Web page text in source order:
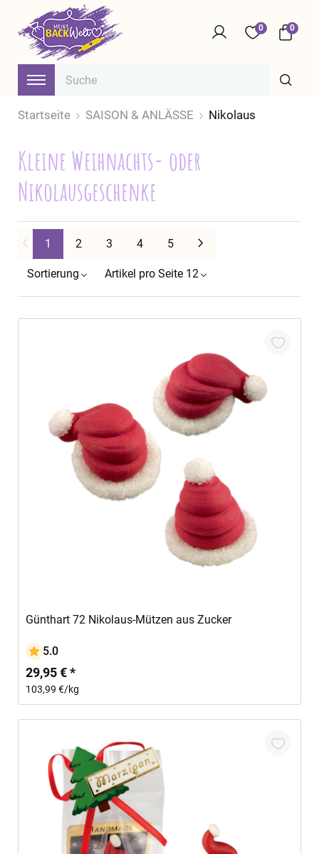
0 0
Startseite SAISON & ANLÄSSE Nikolaus
Kleine Weihnachts- oder
Nikolausgeschenke
1 2 3 4 5 Weiter
Sortierung Artikel pro Seite 12
Günthart 72 Nikolaus-Mützen aus Zucker
5.0
29,95 € *
103,99 €/kg